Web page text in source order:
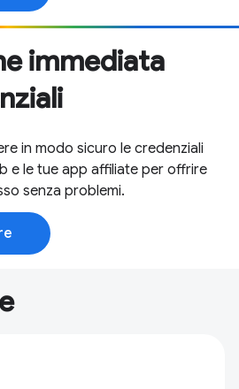
immediata
in modo sicuro le credenziali
e le tue app affiliate per offrire
senza problemi.